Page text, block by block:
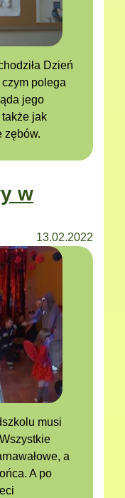
Dzień
czym polega
jego
jak
zębów.
w
13.02.2022
musi
a
A po